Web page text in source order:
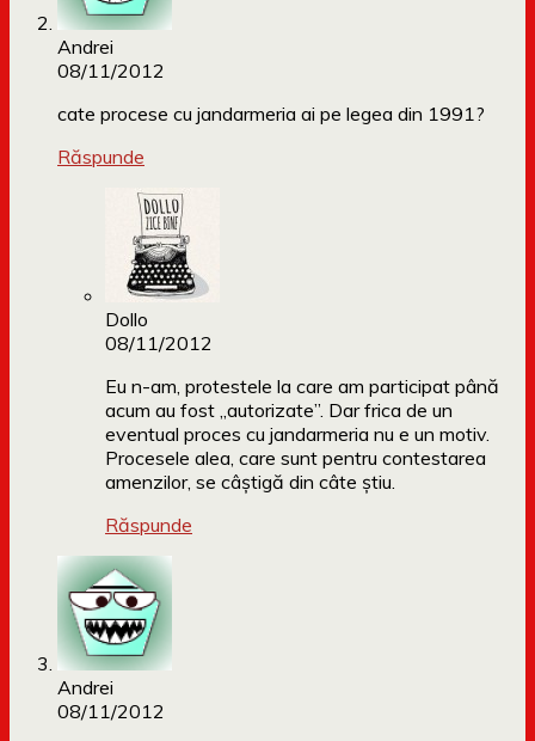
Andrei
08/11/2012
cate procese cu jandarmeria ai pe legea din 1991?
Răspunde
Dollo
08/11/2012
Eu n-am, protestele la care am participat până
acum au fost „autorizate”. Dar frica de un
eventual proces cu jandarmeria nu e un motiv.
Procesele alea, care sunt pentru contestarea
amenzilor, se câștigă din câte știu.
Răspunde
Andrei
08/11/2012